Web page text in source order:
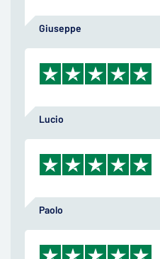
Giuseppe
Lucio
Paolo